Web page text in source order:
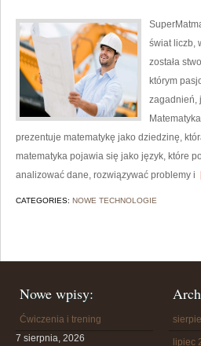
świat liczb,
została
którym
zagadnień,
prezentuje matematykę jako dziedzinę,
matematyka pojawia się jako język, które
analizować dane, rozwiązywać problemy i
CATEGORIES: NOWE TECHNOLOGIE
Nowe wpisy:
Ćwiczenia i trening
7 sierpnia, 2026
lipiec